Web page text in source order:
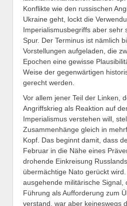
Konflikte wie den russischen
Ukraine geht, lockt die
Imperialismusbegriffs aber sehr
Spur. Der Terminus ist nämlich
Vorstellungen aufgeladen, die
Epochen eine gewisse
Weise der gegenwärtigen
gerecht werden.
Vor allem jener Teil der Linken,
Angriffskrieg als Reaktion auf
Imperialismus verstehen will,
Zusammenhänge gleich in
Kopf. Das beginnt damit, dass
Februar in die Nähe eines
drohende Einkreisung
übermächtige Nato gerückt
ausgehende militärische Signal,
Führung als Aufforderung zum
verstand, war aber keineswegs